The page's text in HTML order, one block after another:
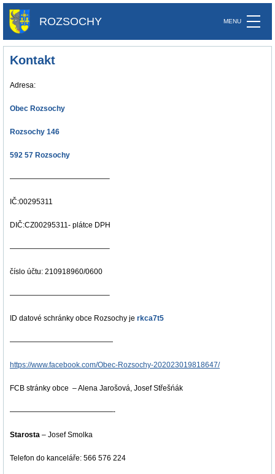
ROZSOCHY
Kontakt
Adresa:
Obec Rozsochy
Rozsochy 146
592 57 Rozsochy
—————————————–
IČ:00295311
DIČ:CZ00295311- plátce DPH
—————————————–
číslo účtu: 210918960/0600
—————————————–
ID datové schránky obce Rozsochy je rkca7t5
——————————————
https://www.facebook.com/Obec-Rozsochy-202023019818647/
FCB stránky obce – Alena Jarošová, Josef Střešńák
——————————————-
Starosta – Josef Smolka
Telefon do kanceláře: 566 576 224